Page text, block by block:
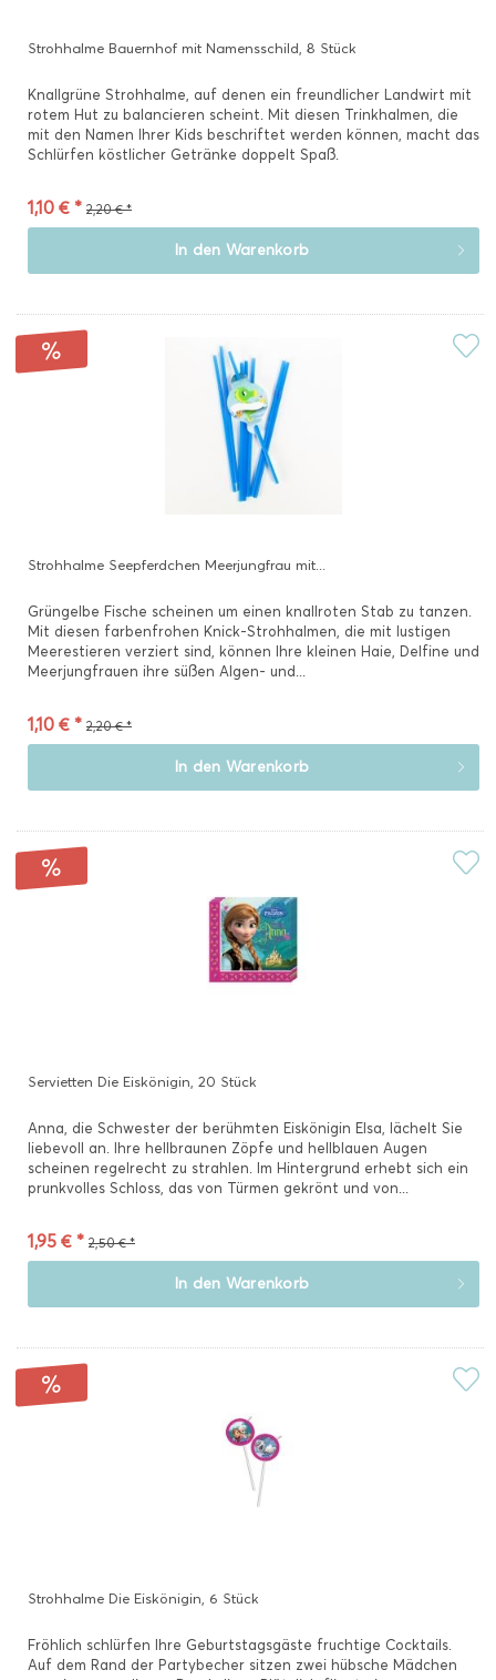
Strohhalme Bauernhof mit Namensschild, 8 Stück
Knallgrüne Strohhalme, auf denen ein freundlicher Landwirt mit
rotem Hut zu balancieren scheint. Mit diesen Trinkhalmen, die
mit den Namen Ihrer Kids beschriftet werden können, macht das
Schlürfen köstlicher Getränke doppelt Spaß.
1,10 € * 2,20 € *
In den Warenkorb
Strohhalme Seepferdchen Meerjungfrau mit...
Grüngelbe Fische scheinen um einen knallroten Stab zu tanzen.
Mit diesen farbenfrohen Knick-Strohhalmen, die mit lustigen
Meerestieren verziert sind, können Ihre kleinen Haie, Delfine und
Meerjungfrauen ihre süßen Algen- und...
1,10 € * 2,20 € *
In den Warenkorb
Servietten Die Eiskönigin, 20 Stück
Anna, die Schwester der berühmten Eiskönigin Elsa, lächelt Sie
liebevoll an. Ihre hellbraunen Zöpfe und hellblauen Augen
scheinen regelrecht zu strahlen. Im Hintergrund erhebt sich ein
prunkvolles Schloss, das von Türmen gekrönt und von...
1,95 € * 2,50 € *
In den Warenkorb
Strohhalme Die Eiskönigin, 6 Stück
Fröhlich schlürfen Ihre Geburtstagsgäste fruchtige Cocktails.
Auf dem Rand der Partybecher sitzen zwei hübsche Mädchen